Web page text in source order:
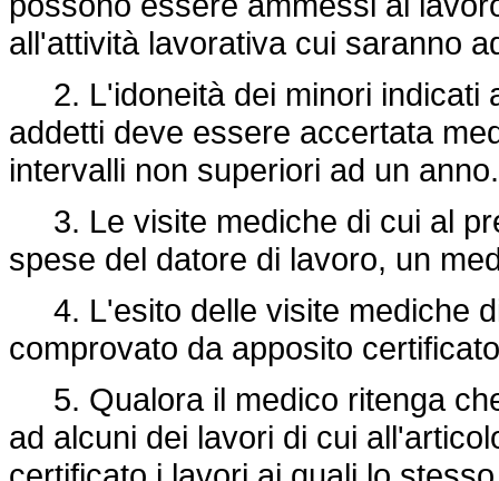
all'attività lavorativa cui saranno
2. L'idoneità dei minori indicati
addetti deve essere accertata
intervalli non superiori ad un anno.
3. Le visite mediche di cui al
spese del datore di lavoro, un
4. L'esito delle visite mediche
comprovato da apposito
5. Qualora il medico ritenga
ad alcuni dei lavori di cui